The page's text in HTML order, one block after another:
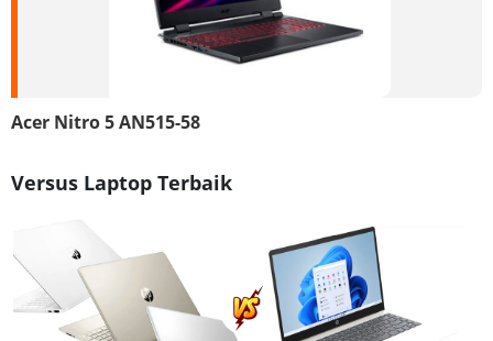
Acer Nitro 5 AN515-58
Versus Laptop Terbaik